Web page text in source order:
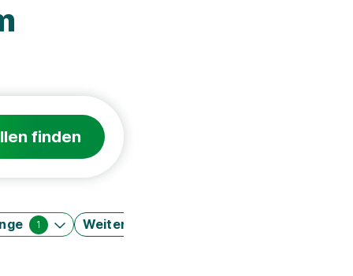
finden
1 Weitere Filter